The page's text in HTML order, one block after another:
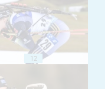
12